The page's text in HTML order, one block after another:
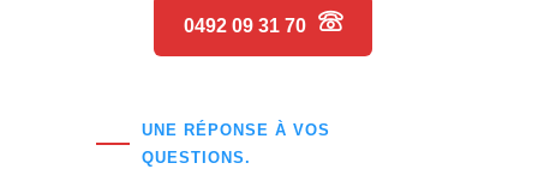
0492 09 31 70
UNE RÉPONSE À VOS
QUESTIONS.